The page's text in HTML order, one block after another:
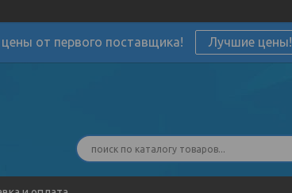
от первого поставщика! Лучшие цены!